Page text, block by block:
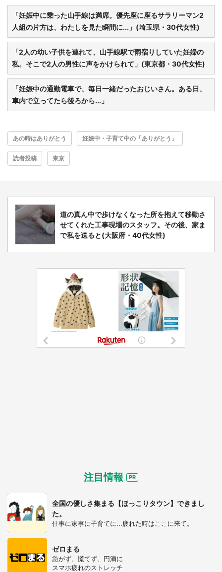
都道府選択
選択する
「妊娠中に乗った山手線は満席。優先座に座るサラリーマン2
人組の片方は、わたしを見た瞬間に...」(埼玉県・30代女性)
「2人の幼い子供を連れて、山手線駅で雨宿りしていた妊婦の
私。そこで2人の男性に声をかけられて」(東京都・30代女性)
「妊娠中の通勤電車で、毎日一緒だったおじいさん。ある日、
車内で立ってたら後ろから...」
あの時はありがとう 妊娠中・子育て中の「ありがとう」
読者投稿 東京
道の真ん中で歩けなくなった所を抱えて移動さ
せてくれた工事現場のスタッフ。その後、家ま
で私を送ると(大阪府・40代女性)
注目情報
全国の優しさ集まる【ほっこりタウン】できまし
た。
仕事に家事に子育てに...疲れた時はここに来て。
ゼロまる
急がず、慌てず、円満に
スマホ疲れのストレッチ